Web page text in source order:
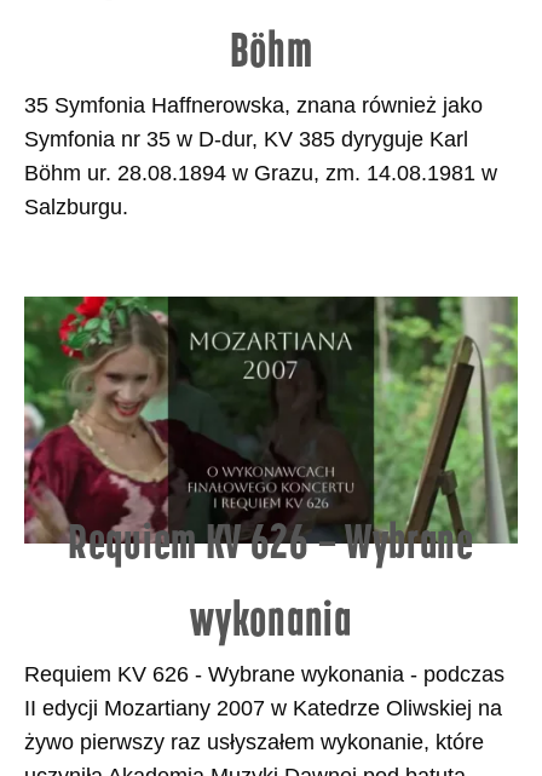
Böhm
35 Symfonia Haffnerowska, znana również jako
Symfonia nr 35 w D-dur, KV 385 dyryguje Karl
Böhm ur. 28.08.1894 w Grazu, zm. 14.08.1981 w
Salzburgu.
Requiem KV 626 – Wybrane
wykonania
Requiem KV 626 - Wybrane wykonania - podczas
II edycji Mozartiany 2007 w Katedrze Oliwskiej na
żywo pierwszy raz usłyszałem wykonanie, które